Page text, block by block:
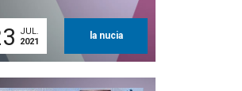
JUL.
2021
la nucia